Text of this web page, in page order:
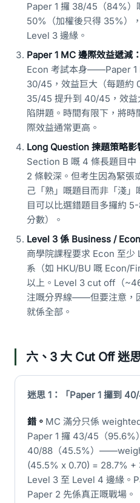
Paper 1 攞 38/45（84%）
50%（加權後只得 35%）
Level 3 邊緣。
Paper 1 MC 邊際效益遞減：
Econ 考試本身——Paper 1
30/45，效益巨大（每題約
35/45 提升到 40/45，效益
陷阱題。時間有限下，將
際效益通常更高。
Long Question 揀題策略影
Section B 嘅 4 條長題目中
2 條較深。但考生因為緊張
己「熟」嘅題目而非「淺
目可以比選錯題目多攞約
分數）。
Level 3 係 Business /
商學院課程要求 Econ 至
系（如 HKU/BU 嘅 Econ/
以上。Level 3 cut off（
注嘅分界線——但要注意，
就係全部。
六、3 大 Cut Off 迷
迷思 1：「Paper 1 攞到
錯。 MC 滿分只係
Paper 1 攞 43/45（95.6%
40/88（45.5%）
(45.5% x 0.70) = 28.7% +
Level 3 至 Level 4 邊緣。
Paper 2 先係真正嘅戰場。